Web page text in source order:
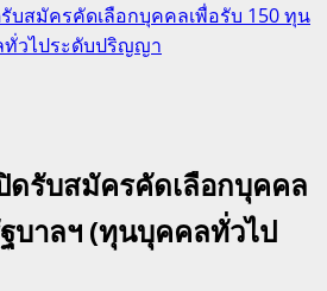
บสมัครคัดเลือกบุคคลเพื่อรับ 150 ทุน
วไประดับปริญญา
ดรับสมัครคัดเลือกบุคคล
บาลฯ (ทุนบุคคลทั่วไป